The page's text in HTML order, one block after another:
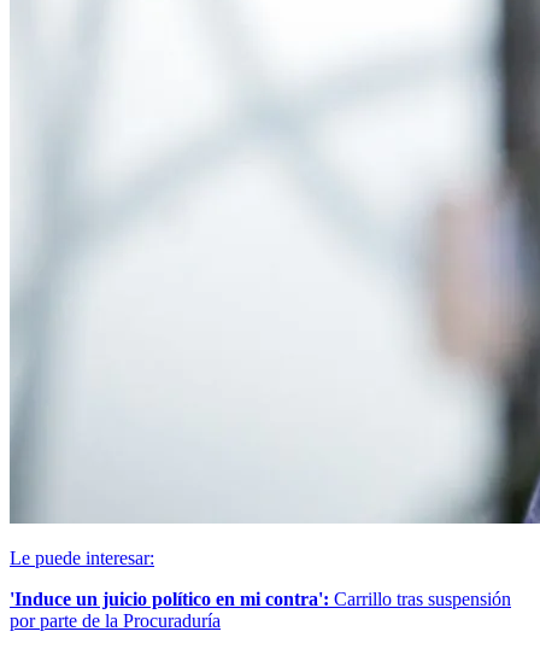
Le puede interesar:
'Induce un juicio político en mi contra': Carrillo tras suspensión
por parte de la Procuraduría